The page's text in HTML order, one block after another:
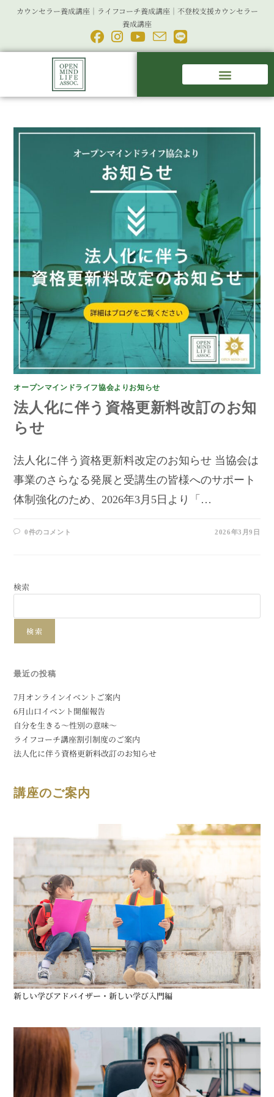
カウンセラー養成講座｜ライフコーチ養成講座｜不登校支援カウンセラー
養成講座
オープンマインドライフ協会よりお知らせ
法人化に伴う資格更新料改訂のお知
らせ
法人化に伴う資格更新料改定のお知らせ 当協会は
事業のさらなる発展と受講生の皆様へのサポート
体制強化のため、2026年3月5日より「…
0件のコメント 2026年3月9日
検索
検索
最近の投稿
7月オンラインイベントご案内
6月山口イベント開催報告
自分を生きる〜性別の意味〜
ライフコーチ講座割引制度のご案内
法人化に伴う資格更新料改訂のお知らせ
講座のご案内
新しい学びアドバイザー・新しい学び入門編